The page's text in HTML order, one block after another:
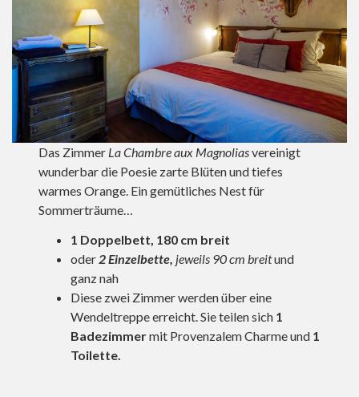
Das Zimmer La Chambre aux Magnoliasvereinigt
wunderbar die Poesie zarte Blüten und tiefes
warmes Orange. Ein gemütliches Nest für
Sommerträume…
1 Doppelbett, 180 cm breit
oder 2 Einzelbette, jeweils 90 cm breitund
ganz nah
Diese zwei Zimmer werden über eine
Wendeltreppe erreicht. Sie teilen sich 1
Badezimmermit Provenzalem Charme und 1
Toilette.